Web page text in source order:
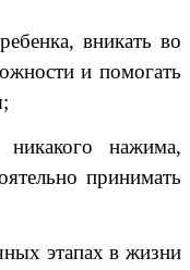
вникать во
и помогать
нажима,
принимать
этапах в жизни